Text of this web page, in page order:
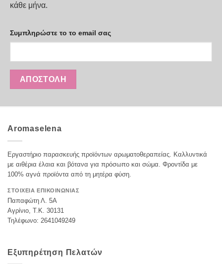
κάθε μήνα.
Συμπληρώστε το το email σας
Aromaselena
Εργαστήριο παρασκευής προϊόντων αρωματοθεραπείας. Καλλυντικά
με αιθέρια έλαια και βότανα για πρόσωπο και σώμα. Φροντίδα με
100% αγνά προϊόντα από τη μητέρα φύση.
ΣΤΟΙΧΕΙΑ ΕΠΙΚΟΙΝΩΝΙΑΣ
Παπαφώτη Λ. 5Α
Αγρίνιο, Τ.Κ. 30131
Τηλέφωνο: 2641049249
Εξυπηρέτηση Πελατών